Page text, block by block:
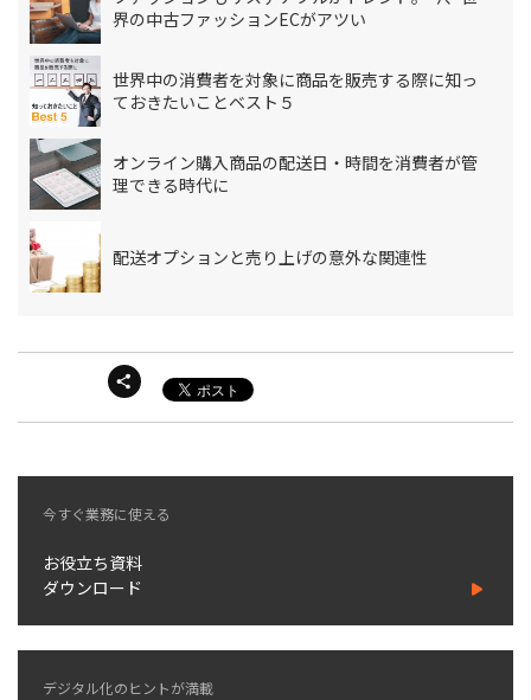
界の中古ファッションECがアツい
世界中の消費者を対象に商品を販売する際に知っ
ておきたいことベスト５
オンライン購入商品の配送日・時間を消費者が管
理できる時代に
配送オプションと売り上げの意外な関連性
今すぐ業務に使える
お役立ち資料
ダウンロード
デジタル化のヒントが満載